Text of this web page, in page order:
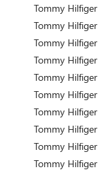
Tommy
Tommy
Tommy
Tommy
Tommy
Tommy
Tommy
Tommy
Tommy
Tommy